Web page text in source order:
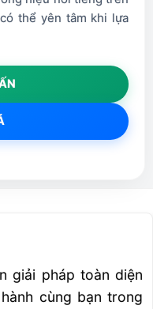
2080×2624
4800
thể yên tâm khi lựa
giải pháp toàn diện
cùng bạn trong